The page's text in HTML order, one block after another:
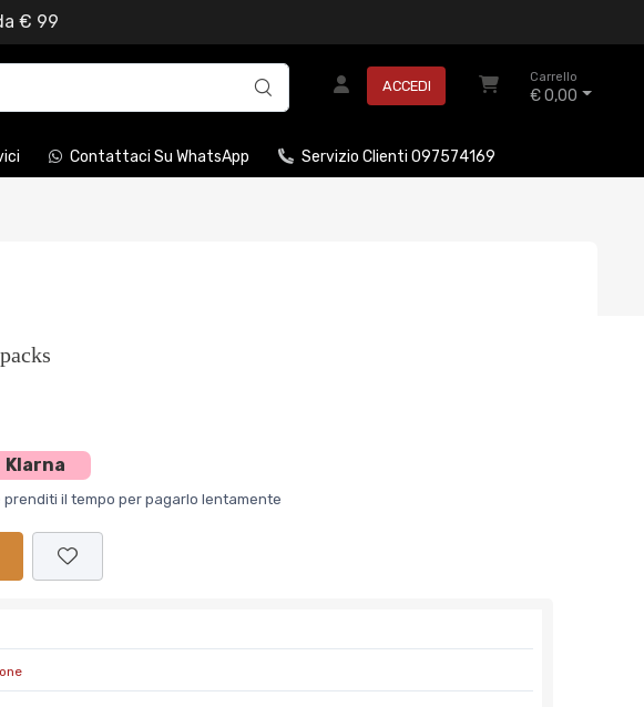
€ 99
ACCEDI
Carrello
€ 0,00
Contattaci Su WhatsApp Servizio Clienti 097574169
Klarna
prenditi il tempo per pagarlo lentamente